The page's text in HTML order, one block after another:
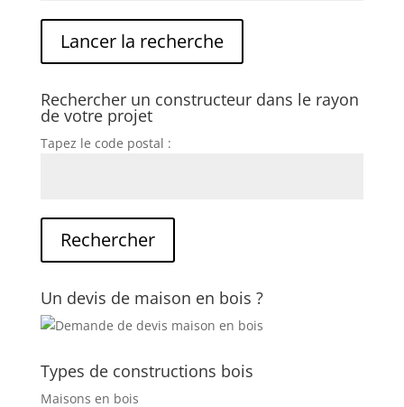
Rechercher un constructeur dans le rayon
de votre projet
Tapez le code postal :
Un devis de maison en bois ?
Types de constructions bois
Maisons en bois